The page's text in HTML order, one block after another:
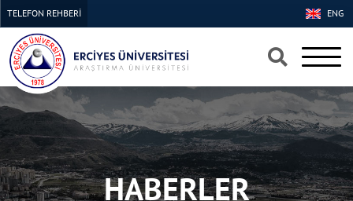
×
×
ENG
TELEFON REHBERİ
HABERLER